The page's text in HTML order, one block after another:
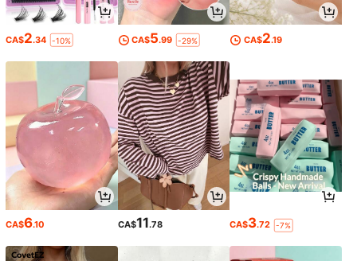
CA$2.34 -10% CA$5.99 -29% CA$2.19
CA$6.10 CA$11.78 CA$3.72 -7%